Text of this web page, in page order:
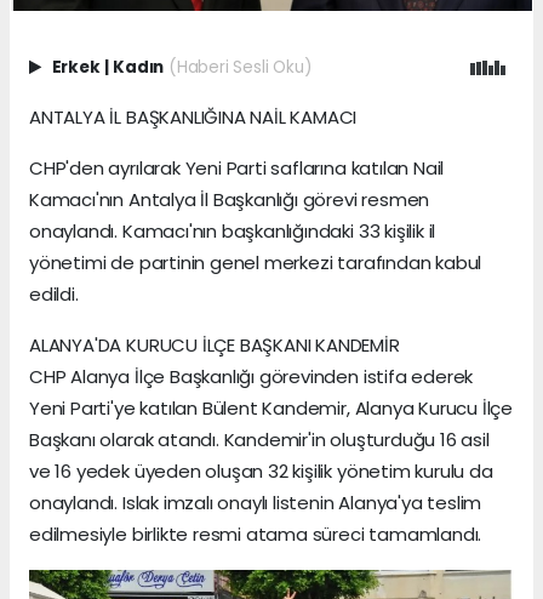
Erkek Kadın (Haberi Sesli Oku)
ANTALYA İL BAŞKANLIĞINA NAİL KAMACI
CHP'den ayrılarak Yeni Parti saflarına katılan Nail
Kamacı'nın Antalya İl Başkanlığı görevi resmen
onaylandı. Kamacı'nın başkanlığındaki 33 kişilik il
yönetimi de partinin genel merkezi tarafından kabul
edildi.
ALANYA'DA KURUCU İLÇE BAŞKANI KANDEMİR
CHP Alanya İlçe Başkanlığı görevinden istifa ederek
Yeni Parti'ye katılan Bülent Kandemir, Alanya Kurucu İlçe
Başkanı olarak atandı. Kandemir'in oluşturduğu 16 asil
ve 16 yedek üyeden oluşan 32 kişilik yönetim kurulu da
onaylandı. Islak imzalı onaylı listenin Alanya'ya teslim
edilmesiyle birlikte resmi atama süreci tamamlandı.